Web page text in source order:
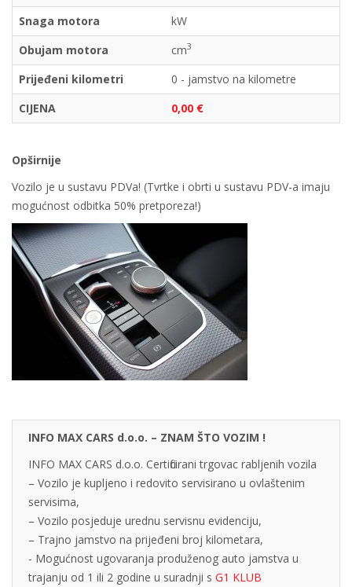
Snaga motora
kW
Obujam motora
cm3
Prijeđeni kilometri
0 - jamstvo na kilometre
CIJENA
0,00 €
Opširnije
Vozilo je u sustavu PDVa! (Tvrtke i obrti u sustavu PDV-a imaju
mogućnost odbitka 50% pretporeza!)
INFO MAX CARS d.o.o. – ZNAM ŠTO VOZIM !
INFO MAX CARS d.o.o. Certificirani trgovac rabljenih vozila
– Vozilo je kupljeno i redovito servisirano u ovlaštenim
servisima,
– Vozilo posjeduje urednu servisnu evidenciju,
– Trajno jamstvo na prijeđeni broj kilometara,
- Mogućnost ugovaranja produženog auto jamstva u
trajanju od 1 ili 2 godine u suradnji s G1 KLUB